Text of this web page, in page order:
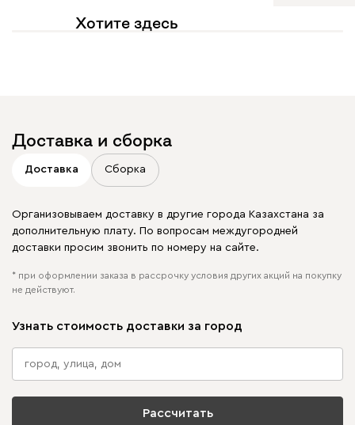
Хотите здесь
Доставка и сборка
Доставка Сборка
Организовываем доставку в другие города Казахстана за
дополнительную плату. По вопросам междугородней
доставки просим звонить по номеру на сайте.
* при оформлении заказа в рассрочку условия других акций на покупку
не действуют.
Узнать стоимость доставки за город
Рассчитать